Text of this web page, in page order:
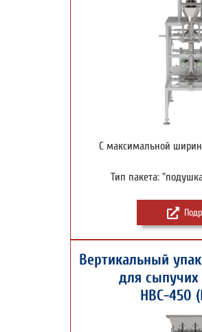
С максимальной
Тип пакета:
Вертикальный
для сыпучих
НВС-450